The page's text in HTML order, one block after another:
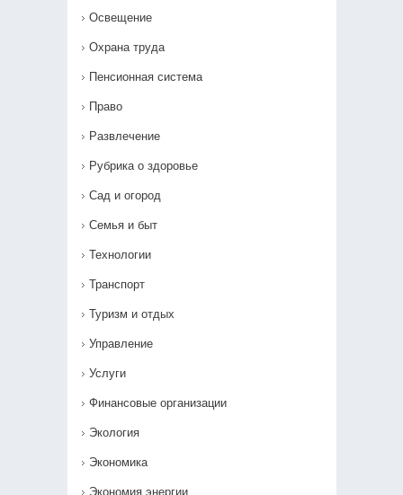
Освещение
Охрана труда
Пенсионная система
Право
Развлечение
Рубрика о здоровье
Сад и огород
Семья и быт
Технологии
Транспорт
Туризм и отдых
Управление
Услуги
Финансовые организации
Экология
Экономика
Экономия энергии